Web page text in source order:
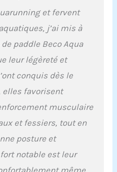
cachent comme sur
SZ, deux
» avec le pouce
les doigts.
et fervent
j’ai mis à
paddle Beco Aqua
leur légèreté et
conquis dès le
elles favorisent
musculaire
et fessiers, tout en
posture et
notable est leur
même